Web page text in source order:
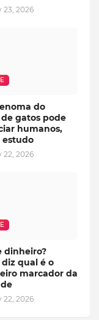
23, 2026
do
gatos pode
humanos,
estudo
22, 2026
dinheiro?
diz qual é o
marcador da
22, 2026